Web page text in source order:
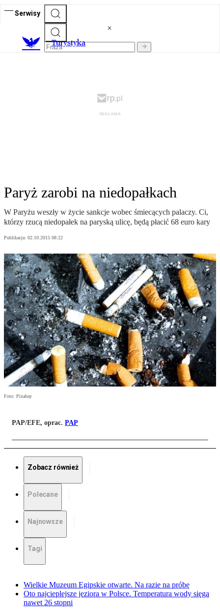
Serwisy
Turystyka
Paryż zarobi na niedopałkach
W Paryżu weszły w życie sankcje wobec śmiecących palaczy. Ci,
którzy rzucą niedopałek na paryską ulicę, będą płacić 68 euro kary
Publikacja: 02.10.2015 08:22
Foto: Pixabay
PAP/EFE, oprac. PAP
Zobacz również
Polecane
Najnowsze
Tagi
Wielkie Muzeum Egipskie otwarte. Na razie na próbę
Oto najcieplejsze jeziora w Polsce. Temperatura wody sięga
nawet 26 stopni